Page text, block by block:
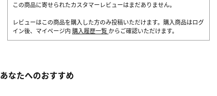
この商品に寄せられたカスタマーレビューはまだありません。
レビューはこの商品を購入した方のみ投稿いただけます。購入商品はログ
イン後、マイページ内 購入履歴一覧 からご確認いただけます。
あなたへのおすすめ